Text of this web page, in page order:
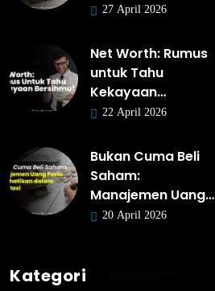
27 April 2026
Net Worth: Rumus
untuk Tahu
Kekayaan…
22 April 2026
Bukan Cuma Beli
Saham:
Manajemen Uang…
20 April 2026
Kategori